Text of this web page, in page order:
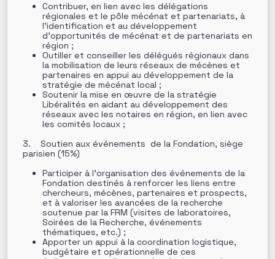
Contribuer, en lien avec les délégations
régionales et le pôle mécénat et partenariats, à
l’identification et au développement
d’opportunités de mécénat et de partenariats en
région ;
Outiller et conseiller les délégués régionaux dans
la mobilisation de leurs réseaux de mécènes et
partenaires en appui au développement de la
stratégie de mécénat local ;
Soutenir la mise en œuvre de la stratégie
Libéralités en aidant au développement des
réseaux avec les notaires en région, en lien avec
les comités locaux ;
3. Soutien aux événements de la Fondation, siège
parisien (15%)
Participer à l’organisation des événements de la
Fondation destinés à renforcer les liens entre
chercheurs, mécènes, partenaires et prospects,
et à valoriser les avancées de la recherche
soutenue par la FRM (visites de laboratoires,
Soirées de la Recherche, événements
thématiques, etc.) ;
Apporter un appui à la coordination logistique,
budgétaire et opérationnelle de ces